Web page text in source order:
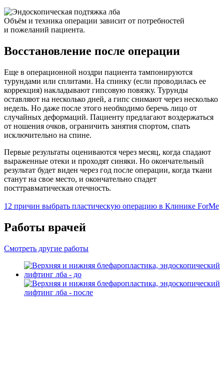
Объём и техника операции зависит от потребностей
и пожеланий пациента.
Восстановление после операции
Еще в операционной ноздри пациента тампонируются
турундами или сплитами. На спинку (если проводилась ее
коррекция) накладывают гипсовую повязку. Турунды
оставляют на несколько дней, а гипс снимают через несколько
недель. Но даже после этого необходимо беречь лицо от
случайных деформаций. Пациенту предлагают воздержаться
от ношения очков, ограничить занятия спортом, спать
исключительно на спине.
Первые результаты оцениваются через месяц, когда спадают
выраженные отеки и проходят синяки. Но окончательный
результат будет виден через год после операции, когда ткани
станут на свое место, и окончательно спадет
посттравматическая отечность.
12 причин выбрать пластическую операцию в Клинике ForMe
Работы врачей
Смотреть другие работы